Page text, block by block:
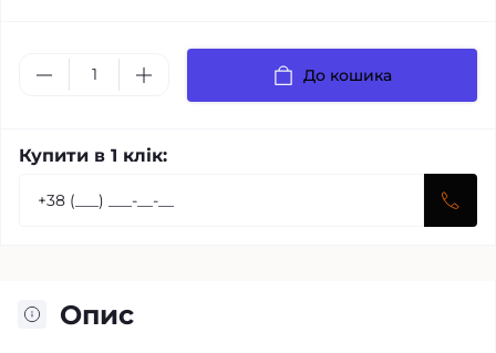
До кошика
Купити в 1 клік:
Опис